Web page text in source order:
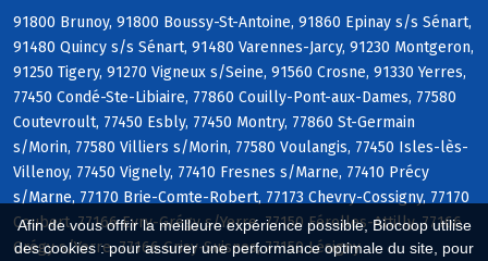
Afin de vous offrir la meilleure expérience possible, Biocoop utilise
des cookies : pour assurer une performance optimale du site, pour
91800 Brunoy, 91800 Boussy-St-Antoine, 91860 Epinay s/s Sénart,
91480 Quincy s/s Sénart, 91480 Varennes-Jarcy, 91230 Montgeron,
91250 Tigery, 91270 Vigneux s/Seine, 91560 Crosne, 91330 Yerres,
77450 Condé-Ste-Libiaire, 77860 Couilly-Pont-aux-Dames, 77580
Coutevroult, 77450 Esbly, 77450 Montry, 77860 St-Germain
s/Morin, 77580 Villiers s/Morin, 77580 Voulangis, 77450 Isles-lès-
Villenoy, 77450 Vignely, 77410 Fresnes s/Marne, 77410 Précy
s/Marne, 77170 Brie-Comte-Robert, 77173 Chevry-Cossigny, 77170
Coubert, 77166 Evry-Grégy s/Yerre, 77150 Férolles-Attilly, 77166
Grégy s/Yerre, 77166 Grisy-Suisnes, 77150 Lésigny